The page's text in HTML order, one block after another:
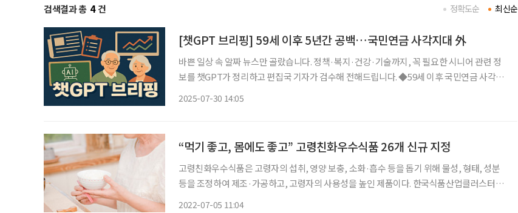
검색결과 총 4 건 최신순
정확도순
[챗GPT 브리핑] 59세 이후 5년간 공백…국민연금 사각지대 外
바쁜 일상 속 알짜 뉴스만 골랐습니다. 정책·복지·건강·기술까지, 꼭 필요한 시니어 관련 정
보를 챗GPT가 정리하고 편집국 기자가 검수해 전해드립니다. ◆59세 이후 국민연금 사각지
2025-07-30 14:05
“먹기 좋고, 몸에도 좋고” 고령친화우수식품 26개 신규 지정
고령친화우수식품은 고령자의 섭취, 영양 보충, 소화·흡수 등을 돕기 위해 물성, 형태, 성분
등을 조정하여 제조·가공하고, 고령자의 사용성을 높인 제품이다. 한국식품산업클러스터진
2022-07-05 11:04